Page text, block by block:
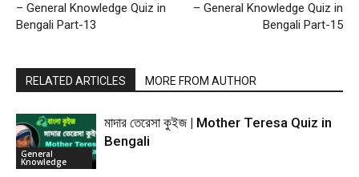
– General Knowledge Quiz in
Bengali Part-13
– General Knowledge Quiz in
Bengali Part-15
RELATED ARTICLES MORE FROM AUTHOR
General
Knowledge
মাদার তেরেসা কুইজ | Mother Teresa Quiz in
Bengali